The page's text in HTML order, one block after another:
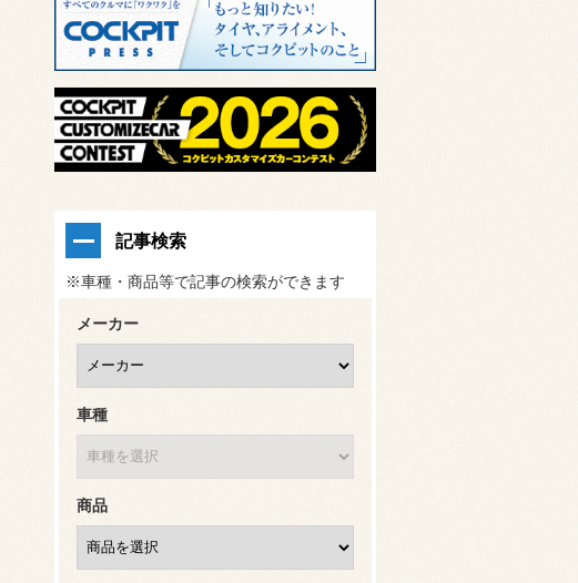
記事検索
※車種・商品等で記事の検索ができます
メーカー
車種
商品